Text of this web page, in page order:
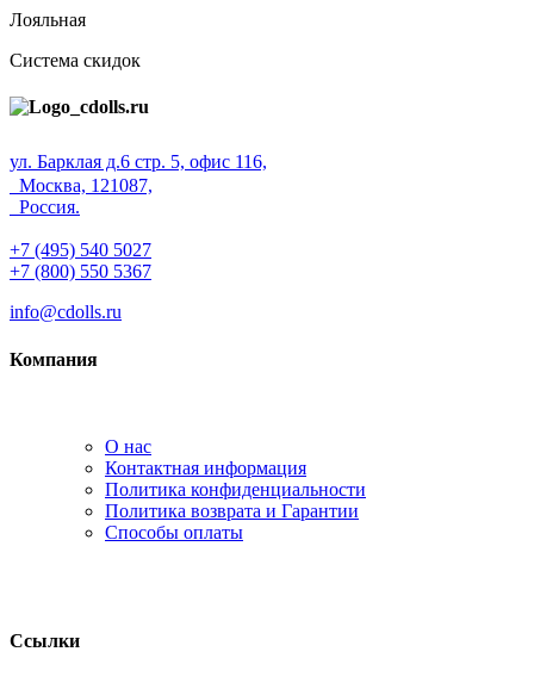
Лояльная
Система скидок
ул. Барклая д.6 стр. 5, офис 116,
Москва, 121087,
Россия.
+7 (495) 540 5027
+7 (800) 550 5367
info@cdolls.ru
Компания
О нас
Контактная информация
Политика конфиденциальности
Политика возврата и Гарантии
Способы оплаты
Ссылки